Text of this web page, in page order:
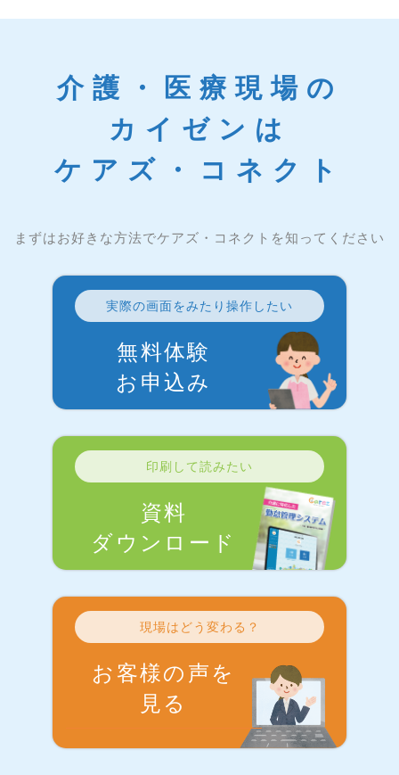
介護・医療現場の
カイゼンは
ケアズ・コネクト
まずはお好きな方法でケアズ・コネクトを知ってください
実際の画面をみたり操作したい
無料体験
お申込み
印刷して読みたい
資料
ダウンロード
現場はどう変わる？
お客様の声を
見る